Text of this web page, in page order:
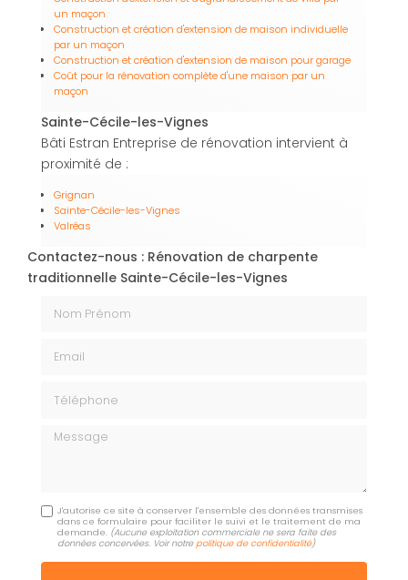
un maçon
Construction et création d'extension de maison individuelle
par un maçon
Construction et création d'extension de maison pour garage
Coût pour la rénovation complète d'une maison par un
maçon
Sainte-Cécile-les-Vignes
Bâti Estran Entreprise de rénovation intervient à
proximité de :
Grignan
Sainte-Cécile-les-Vignes
Valréas
Contactez-nous : Rénovation de charpente
traditionnelle Sainte-Cécile-les-Vignes
Nom Prénom
Email
Téléphone
Message
J'autorise ce site à conserver l'ensemble des données transmises
dans ce formulaire pour faciliter le suivi et le traitement de ma
demande. (Aucune exploitation commerciale ne sera faite des
données concervées. Voir notrepolitique de confidentialité)